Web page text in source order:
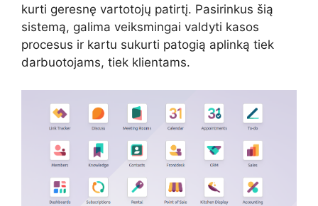
kurti geresnę vartotojų patirtį. Pasirinkus šią
sistemą, galima veiksmingai valdyti kasos
procesus ir kartu sukurti patogią aplinką tiek
darbuotojams, tiek klientams.